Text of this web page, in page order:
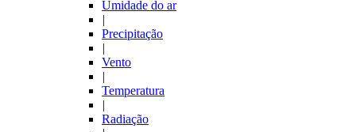
Umidade do ar
|
Precipitação
|
Vento
|
Temperatura
|
Radiação